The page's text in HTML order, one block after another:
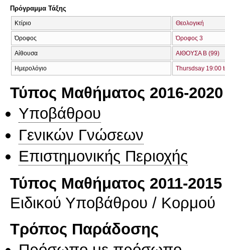
Πρόγραμμα Τάξης
Κτίριο Θεολογική
Όροφος Όροφος 3
Αίθουσα ΑΙΘΟΥΣΑ B (99)
Ημερολόγιο Thursdsay 19:00
Τύπος Μαθήματος 2016-2020
Υποβάθρου
Γενικών Γνώσεων
Επιστημονικής Περιοχής
Τύπος Μαθήματος 2011-2015
Ειδικού Υποβάθρου / Κορμού
Τρόπος Παράδοσης